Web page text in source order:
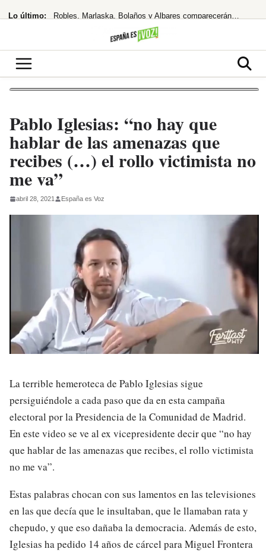
al Lo último: Robles, Marlaska, Bolaños y Albares comparecerán en el Congreso por la crisis
¡Alerta Roja! Carmen Machi Desata el Caos con Dos Estrenos GRATIS en RTVE Play
Pablo Iglesias: “no hay que
hablar de las amenazas que
recibes (…) el rollo victimista no
me va”
abril 28, 2021 España es Voz
La terrible hemeroteca de Pablo Iglesias sigue
persiguiéndole a cada paso que da en esta campaña
electoral por la Presidencia de la Comunidad de Madrid.
En este video se ve al ex vicepresidente decir que “no hay
que hablar de las amenazas que recibes, el rollo victimista
no me va”.
Estas palabras chocan con sus lamentos en las televisiones
en las que decía que le insultaban, que le llamaban rata y
chepudo, y que eso dañaba la democracia. Además de esto,
Iglesias ha pedido 14 años de cárcel para Miguel Frontera